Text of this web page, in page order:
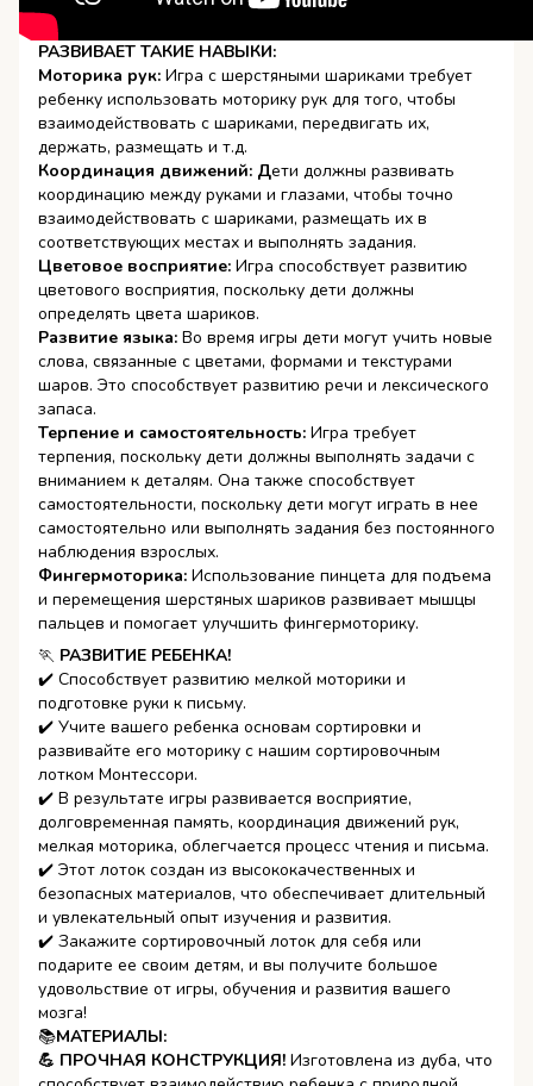
РАЗВИВАЕТ ТАКИЕ НАВЫКИ:
Моторика рук: Игра с шерстяными шариками требует
ребенку использовать моторику рук для того, чтобы
взаимодействовать с шариками, передвигать их,
держать, размещать и т.д.
Координация движений: Дети должны развивать
координацию между руками и глазами, чтобы точно
взаимодействовать с шариками, размещать их в
соответствующих местах и выполнять задания.
Цветовое восприятие: Игра способствует развитию
цветового восприятия, поскольку дети должны
определять цвета шариков.
Развитие языка: Во время игры дети могут учить новые
слова, связанные с цветами, формами и текстурами
шаров. Это способствует развитию речи и лексического
запаса.
Терпение и самостоятельность: Игра требует
терпения, поскольку дети должны выполнять задачи с
вниманием к деталям. Она также способствует
самостоятельности, поскольку дети могут играть в нее
самостоятельно или выполнять задания без постоянного
наблюдения взрослых.
Фингермоторика: Использование пинцета для подъема
и перемещения шерстяных шариков развивает мышцы
пальцев и помогает улучшить фингермоторику.
🏃 РАЗВИТИЕ РЕБЕНКА!
✔️ Способствует развитию мелкой моторики и
подготовке руки к письму.
✔️ Учите вашего ребенка основам сортировки и
развивайте его моторику с нашим сортировочным
лотком Монтессори.
✔️ В результате игры развивается восприятие,
долговременная память, координация движений рук,
мелкая моторика, облегчается процесс чтения и письма.
✔️ Этот лоток создан из высококачественных и
безопасных материалов, что обеспечивает длительный
и увлекательный опыт изучения и развития.
✔️ Закажите сортировочный лоток для себя или
подарите ее своим детям, и вы получите большое
удовольствие от игры, обучения и развития вашего
мозга!
📚МАТЕРИАЛЫ:
💪 ПРОЧНАЯ КОНСТРУКЦИЯ! Изготовлена из дуба, что